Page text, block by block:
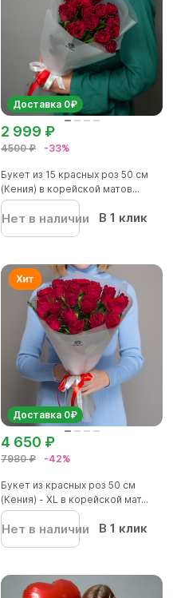
Доставка 0₽
4500 ₽ -33%
2 999 ₽
Букет из 15 красных роз 50 см
(Кения) в корейской матов...
Нет в наличии В 1 клик
Доставка 0₽
7980 ₽ -42%
4 650 ₽
Букет из красных роз 50 см
(Кения) - XL в корейской мат...
Нет в наличии В 1 клик